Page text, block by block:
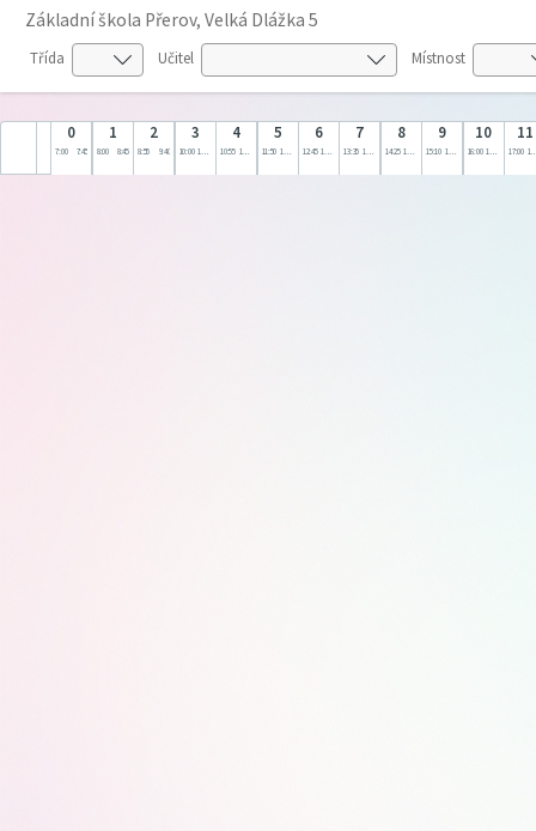
Základní škola Přerov, Velká Dlážka 5
Třída Učitel Místnost
0
7:00 7:45
1
8:00 8:45
2
8:55 9:40
3
10:00 10:45
4
10:55 11:40
5
11:50 12:35
6
12:45 13:30
7
13:35 14:20
8
14:25 15:10
9
15:10 16:00
10
16:00 17:00
11
17:00